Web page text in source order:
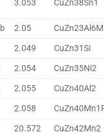
3.053 CuZn38Sn1
2.05
2.049
CuZn31Si
2.054
CuZn35Ni2
2.055
CuZn40Al2
2.058
20.572
CuZn42Mn2